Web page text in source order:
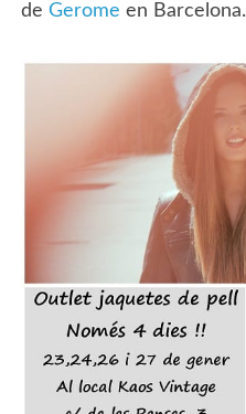
deGerome en Barcelona.